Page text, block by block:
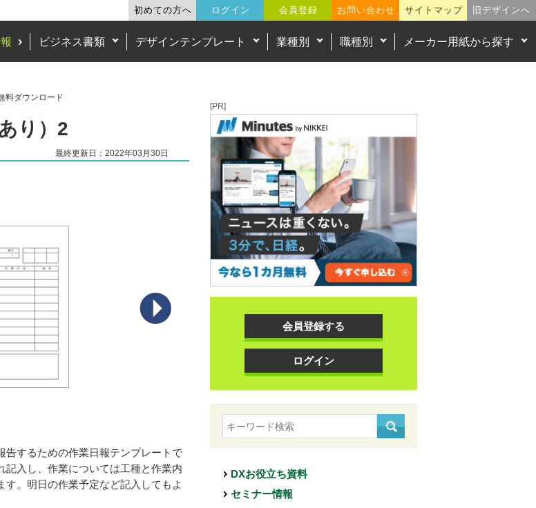
初めての方へ ログイン 会員登録 お問い合わせ サイトマップ 旧デザインへ
ビジネス書類 デザインテンプレート 業種別 職種別 メーカー用紙から探す
料ダウンロード
り）2
最終更新日：2022年03月30日
告するための作業日報テンプレートで
入し、作業については工種と作業内
。明日の作業予定など記入してもよ
[PR]
会員登録する
ログイン
DXお役立ち資料
セミナー情報